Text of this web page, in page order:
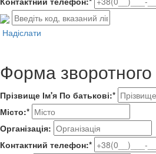
Надіслати
Форма зворотного
Прізвище Ім'я По батькові:*
Місто:*
Організація:
Контактний телефон:*